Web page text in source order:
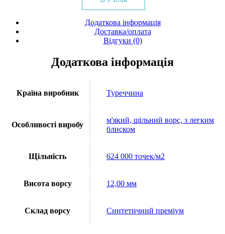
кількість
Додаткова інформація
Доставка/оплата
Відгуки (0)
Додаткова інформація
Країна виробник Туреччина
Особливості виробу
м'який, щільний ворс, з легким
блиском
Щільність 624 000 точек/м2
Висота ворсу 12,00 мм
Склад ворсу Синтетичний преміум